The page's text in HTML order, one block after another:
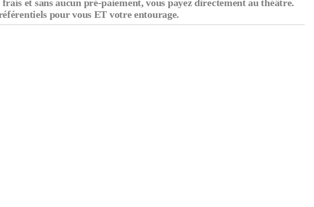
et sans aucun pré-paiement, vous payez directement au théâtre.
pour vous ET votre entourage.